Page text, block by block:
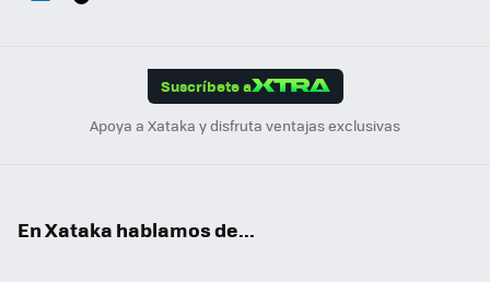
Suscríbete a
Apoya a Xataka y disfruta ventajas exclusivas
En Xataka hablamos de...